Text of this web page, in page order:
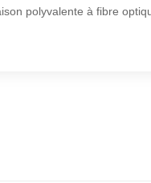
polyvalente à fibre